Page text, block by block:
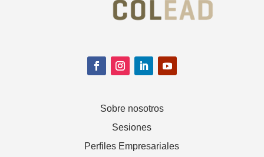
Sobre nosotros
Sesiones
Perfiles Empresariales